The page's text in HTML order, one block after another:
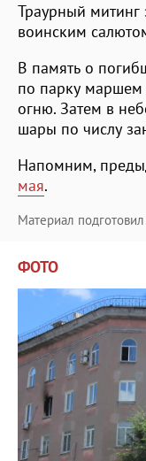
Траурный
воинским
В память о
по парку
огню. Затем в
шары по числу
Напомним,
мая.
Материал подготовил
ФОТО